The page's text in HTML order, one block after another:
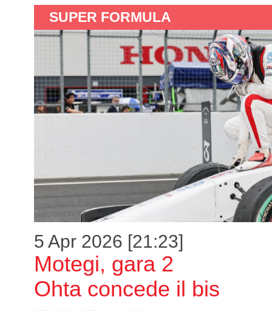
SUPER FORMULA
5 Apr 2026 [21:23]
Motegi, gara 2
Ohta concede il bis